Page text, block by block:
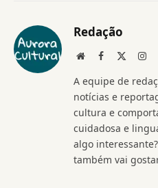
Redação
WebsiteFacebook
A equipe de
notícias e
cultura e
cuidadosa e
algo
também vai